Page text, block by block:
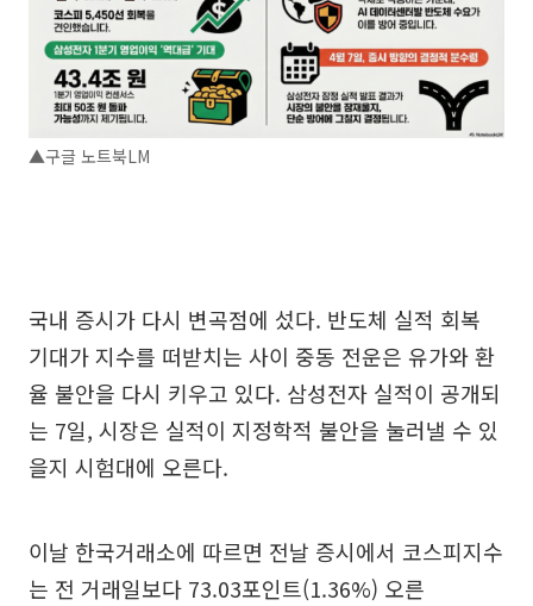
▲구글 노트북LM
국내 증시가 다시 변곡점에 섰다. 반도체 실적 회복
기대가 지수를 떠받치는 사이 중동 전운은 유가와 환
율 불안을 다시 키우고 있다. 삼성전자 실적이 공개되
는 7일, 시장은 실적이 지정학적 불안을 눌러낼 수 있
을지 시험대에 오른다.
이날 한국거래소에 따르면 전날 증시에서 코스피지수
는 전 거래일보다 73.03포인트(1.36%) 오른